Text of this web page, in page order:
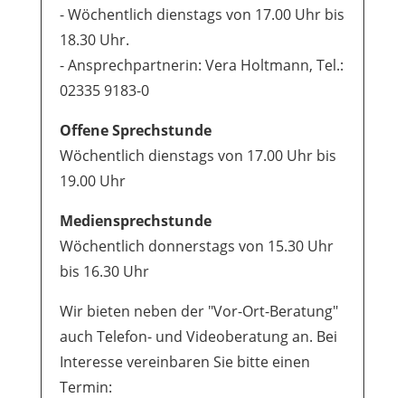
- Wöchentlich dienstags von 17.00 Uhr bis
18.30 Uhr.
- Ansprechpartnerin: Vera Holtmann, Tel.:
02335 9183-0
Offene Sprechstunde
Wöchentlich dienstags von 17.00 Uhr bis
19.00 Uhr
Mediensprechstunde
Wöchentlich donnerstags von 15.30 Uhr
bis 16.30 Uhr
Wir bieten neben der "Vor-Ort-Beratung"
auch Telefon- und Videoberatung an. Bei
Interesse vereinbaren Sie bitte einen
Termin: